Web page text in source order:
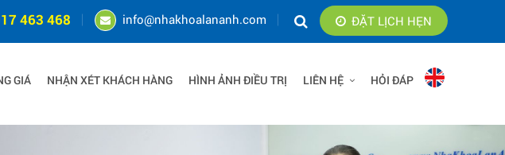
463 468 info@nhakhoalananh.com ĐẶT LỊCH HẸN
GIÁ NHẬN XÉT KHÁCH HÀNG HÌNH ẢNH ĐIỀU TRỊ LIÊN HỆ HỎI ĐÁP